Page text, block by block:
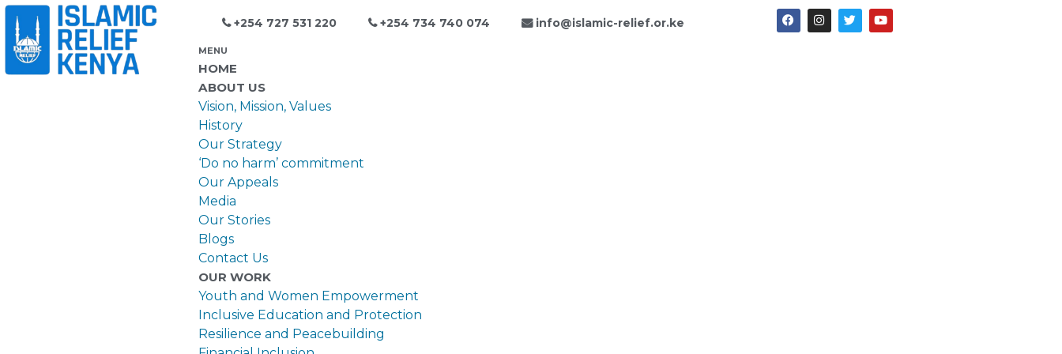
+254 727 531 220 +254 734 740 074 info@islamic-relief.or.ke
MENU
HOME
ABOUT US
Vision, Mission, Values
History
Our Strategy
‘Do no harm’ commitment
Our Appeals
Media
Our Stories
Blogs
Contact Us
OUR WORK
Youth and Women Empowerment
Inclusive Education and Protection
Resilience and Peacebuilding